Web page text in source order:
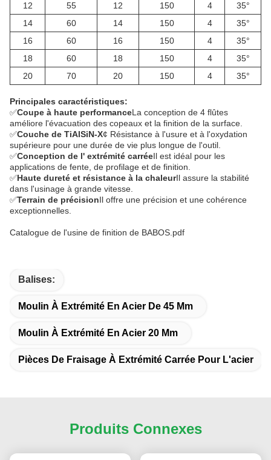
12
55 12 150 4
35°
14
60 14 150 4
35°
16
60 16 150 4
35°
18
60 18 150 4
35°
20
70 20 150 4 35°
Principales caractéristiques:
✅Coupe à haute performanceLa conception de 4 flûtes
améliore l'évacuation des copeaux et la finition de la surface.
✅Couche de TiAlSiN-X¢ Résistance à l'usure et à l'oxydation
supérieure pour une durée de vie plus longue de l'outil.
✅Conception de l' extrémité carréeIl est idéal pour les
applications de fente, de profilage et de finition.
✅Haute dureté et résistance à la chaleurIl assure la stabilité
dans l'usinage à grande vitesse.
✅Terrain de précisionIl offre une précision et une cohérence
exceptionnelles.
Catalogue de l'usine de finition de BABOS.pdf
Balises:
Moulin À Extrémité En Acier De 45 Mm
Moulin À Extrémité En Acier 20 Mm
Pièces De Fraisage À Extrémité Carrée Pour L'acier
Produits Connexes